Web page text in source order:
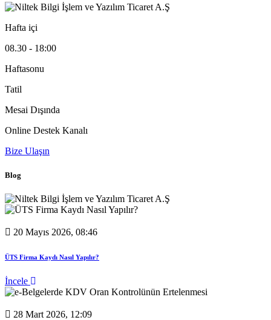
Hafta içi
08.30 - 18:00
Haftasonu
Tatil
Mesai Dışında
Online Destek Kanalı
Bize Ulaşın
Blog
20 Mayıs 2026, 08:46
ÜTS Firma Kaydı Nasıl Yapılır?
İncele
28 Mart 2026, 12:09